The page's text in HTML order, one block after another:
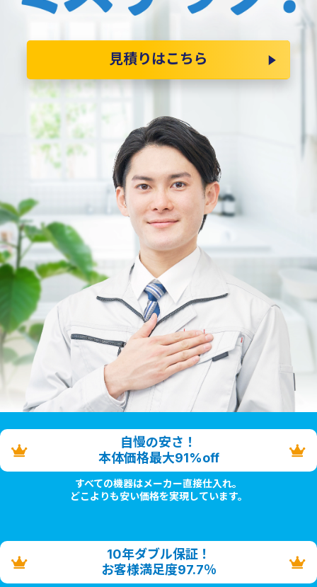
見積りはこちら
自慢の安さ！
本体価格最大91%off
すべての機器はメーカー直接仕入れ。
どこよりも安い価格を実現しています。
10年ダブル保証！
お客様満足度97.7％